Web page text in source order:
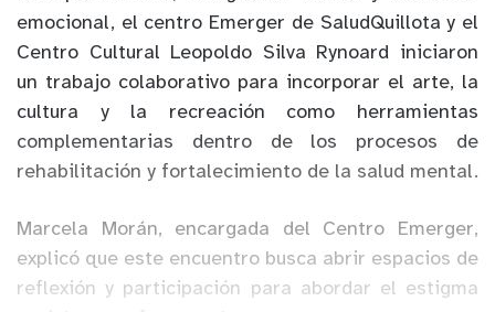
emocional, el centro Emerger de SaludQuillota y el
Centro Cultural Leopoldo Silva Rynoard iniciaron
un trabajo colaborativo para incorporar el arte, la
cultura y la recreación como herramientas
complementarias dentro de los procesos de
rehabilitación y fortalecimiento de la salud mental.
Marcela Morán, encargada del Centro Emerger,
explicó que este encuentro busca abrir espacios de
reflexión y participación para abordar el estigma